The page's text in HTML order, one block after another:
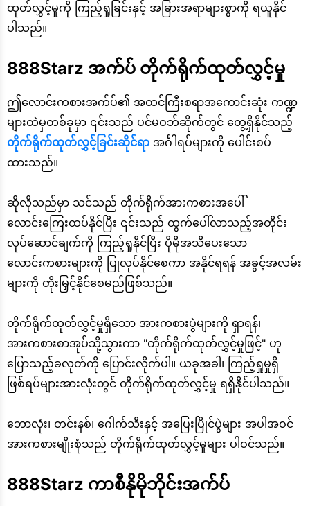
ထုတ်လွှင့်မှုကို ကြည့်ရှုခြင်းနှင့် အခြားအရာများစွာကို ရယူနိုင်
ပါသည်။
888Starz အက်ပ် တိုက်ရိုက်ထုတ်လွှင့်မှု
ဤလောင်းကစားအက်ပ်၏ အထင်ကြီးစရာအကောင်းဆုံး ကဏ္ဍ
များထဲမှတစ်ခုမှာ ၎င်းသည် ပင်မဝဘ်ဆိုက်တွင် တွေ့ရှိနိုင်သည့်
တိုက်ရိုက်ထုတ်လွှင့်ခြင်းဆိုင်ရာ အင်္ဂါရပ်များကို ပေါင်းစပ်
ထားသည်။
ဆိုလိုသည်မှာ သင်သည် တိုက်ရိုက်အားကစားအပေါ်
လောင်းကြေးထပ်နိုင်ပြီး ၎င်းသည် ထွက်ပေါ်လာသည့်အတိုင်း
လုပ်ဆောင်ချက်ကို ကြည့်ရှုနိုင်ပြီး ပိုမိုအသိပေးသော
လောင်းကစားများကို ပြုလုပ်နိုင်စေကာ အနိုင်ရရန် အခွင့်အလမ်း
များကို တိုးမြှင့်နိုင်စေမည်ဖြစ်သည်။
တိုက်ရိုက်ထုတ်လွှင့်မှုရှိသော အားကစားပွဲများကို ရှာရန်၊
အားကစားစာအုပ်သို့သွားကာ "တိုက်ရိုက်ထုတ်လွှင့်မှုဖြင့်" ဟု
ပြောသည့်ခလုတ်ကို ပြောင်းလိုက်ပါ။ ယခုအခါ၊ ကြည့်ရှုမှုရှိ
ဖြစ်ရပ်များအားလုံးတွင် တိုက်ရိုက်ထုတ်လွှင့်မှု ရရှိနိုင်ပါသည်။
ဘောလုံး၊ တင်းနစ်၊ ဂေါက်သီးနှင့် အပြေးပြိုင်ပွဲများ အပါအဝင်
အားကစားမျိုးစုံသည် တိုက်ရိုက်ထုတ်လွှင့်မှုများ ပါဝင်သည်။
888Starz ကာစီနိုမိုဘိုင်းအက်ပ်